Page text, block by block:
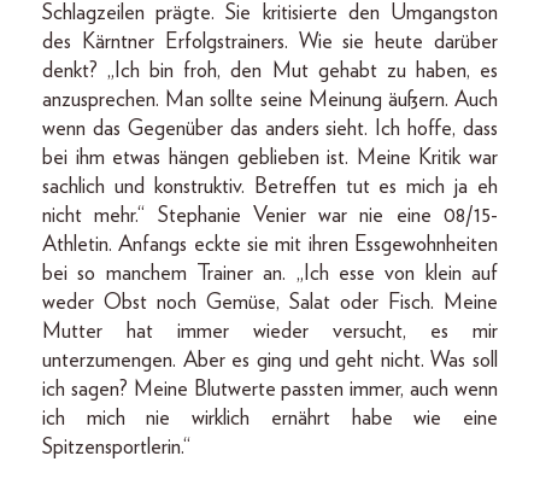
Schlagzeilen prägte. Sie kritisierte den Umgangston
des Kärntner Erfolgstrainers. Wie sie heute darüber
denkt? „Ich bin froh, den Mut gehabt zu haben, es
anzusprechen. Man sollte seine Meinung äußern. Auch
wenn das Gegenüber das anders sieht. Ich hoffe, dass
bei ihm etwas hängen geblieben ist. Meine Kritik war
sachlich und konstruktiv. Betreffen tut es mich ja eh
nicht mehr.“ Stephanie Venier war nie eine 08/15-
Athletin. Anfangs eckte sie mit ihren Essgewohnheiten
bei so manchem Trainer an. „Ich esse von klein auf
weder Obst noch Gemüse, Salat oder Fisch. Meine
Mutter hat immer wieder versucht, es mir
unterzumengen. Aber es ging und geht nicht. Was soll
ich sagen? Meine Blutwerte passten immer, auch wenn
ich mich nie wirklich ernährt habe wie eine
Spitzensportlerin.“